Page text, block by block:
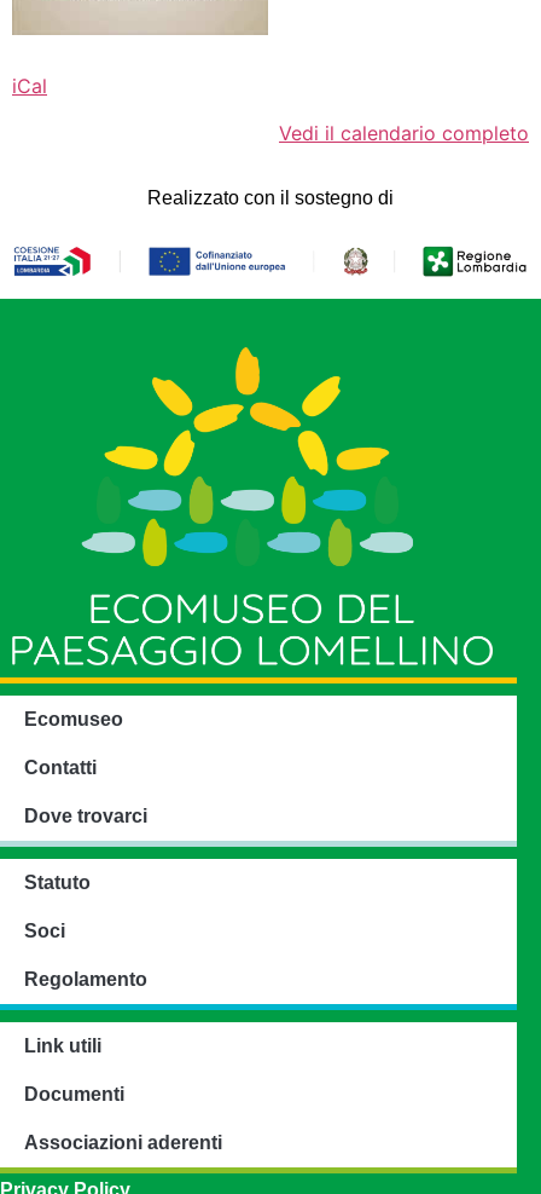
iCal
Vedi il calendario completo
Realizzato con il sostegno di
Ecomuseo
Contatti
Dove trovarci
Statuto
Soci
Regolamento
Link utili
Documenti
Associazioni aderenti